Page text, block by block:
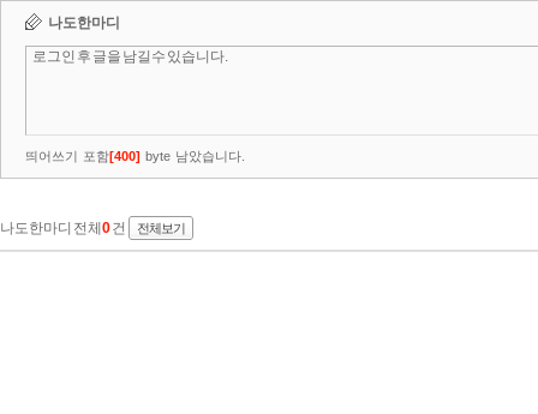
나도한마디
띄어쓰기 포함[400] byte 남았습니다.
나도한마디 전체 0건 전체보기